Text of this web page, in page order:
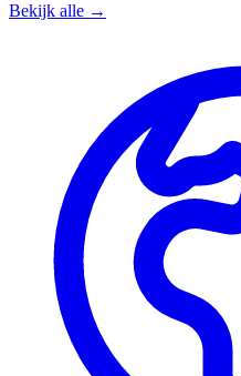
Bekijk alle →